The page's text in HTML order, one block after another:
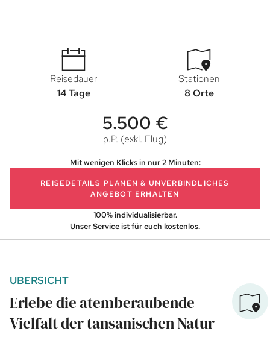
Reisedauer
14 Tage
Stationen
8 Orte
5.500 €
p.P. (exkl. Flug)
Mit wenigen Klicks in nur 2 Minuten:
REISEDETAILS PLANEN& UNVERBINDLICHES
ANGEBOT ERHALTEN
100% individualisierbar.
Unser Service ist für euch kostenlos.
UBERSICHT
Erlebe die atemberaubende
Vielfalt der tansanischen Natur